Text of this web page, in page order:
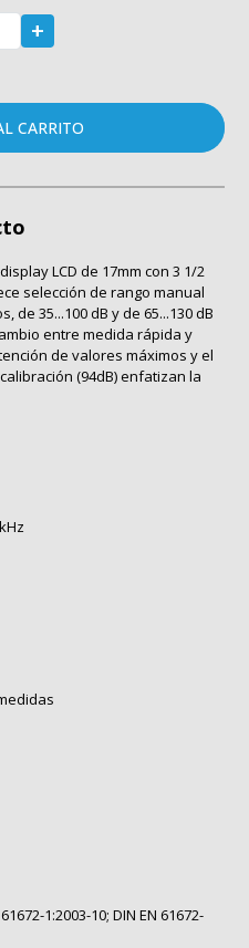
+
CARRITO
LCD de 17mm con 3 1/2
selección de rango manual
35...100 dB y de 65...130 dB
entre medida rápida y
de valores máximos y el
(94dB) enfatizan la
1:2003-10; DIN EN 61672-